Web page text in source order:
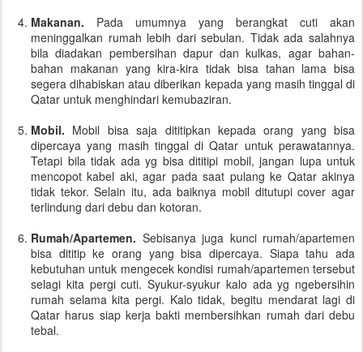
Makanan. Pada umumnya yang berangkat cuti akan
meninggalkan rumah lebih dari sebulan. Tidak ada salahnya
bila diadakan pembersihan dapur dan kulkas, agar bahan-
bahan makanan yang kira-kira tidak bisa tahan lama bisa
segera dihabiskan atau diberikan kepada yang masih tinggal di
Qatar untuk menghindari kemubaziran.
Mobil. Mobil bisa saja dititipkan kepada orang yang bisa
dipercaya yang masih tinggal di Qatar untuk perawatannya.
Tetapi bila tidak ada yg bisa dititipi mobil, jangan lupa untuk
mencopot kabel aki, agar pada saat pulang ke Qatar akinya
tidak tekor. Selain itu, ada baiknya mobil ditutupi cover agar
terlindung dari debu dan kotoran.
Rumah/Apartemen. Sebisanya juga kunci rumah/apartemen
bisa dititip ke orang yang bisa dipercaya. Siapa tahu ada
kebutuhan untuk mengecek kondisi rumah/apartemen tersebut
selagi kita pergi cuti. Syukur-syukur kalo ada yg ngebersihin
rumah selama kita pergi. Kalo tidak, begitu mendarat lagi di
Qatar harus siap kerja bakti membersihkan rumah dari debu
tebal.